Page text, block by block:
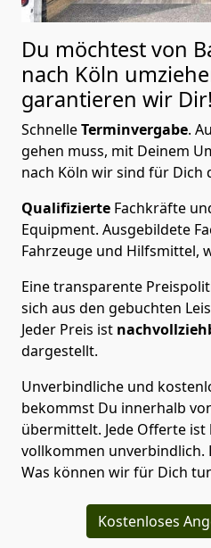
Du möchtest von
nach Köln
garantieren wir Dir!
SchnelleTerminvergabe.
gehen muss, mit Deinem
nach Köln wir sind für Dich
Qualifizierte Fachkräfte
Equipment. Ausgebildete
Fahrzeuge und Hilfsmittel,
Eine transparente
sich aus den gebuchten
Jeder Preis ist
dargestellt.
Unverbindliche und
bekommst Du innerhalb
übermittelt. Jede Offerte
vollkommen unverbindlich.
Was können wir für Dich
Kostenloses